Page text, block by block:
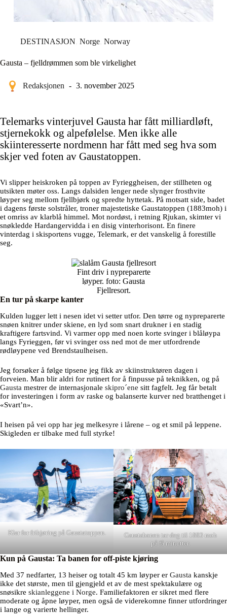
DESTINASJON Norge Norway
Gausta – fjelldrømmen som ble virkelighet
Redaksjonen 3. november 2025
Telemarks vinterjuvel Gausta har fått milliardløft,
stjernekokk og alpefølelse. Men ikke alle
skiinteresserte nordmenn har fått med seg hva som
skjer ved foten av Gaustatoppen.
Vi slipper heiskroken på toppen av Fyrieggheisen, der stillheten og
utsikten møter oss. Langs dalsiden lenger nede slynger frosthvite
løyper seg mellom fjellbjørk og spredte hyttetak. På motsatt side, badet
i dagens første solstråler, troner majestetiske Gaustatoppen (1883moh) i
et omriss av klarblå himmel. Mot nordøst, i retning Rjukan, skimter vi
snøkledde Hardangervidda i en disig vinterhorisont. En finere
vinterdag i skisportens vugge, Telemark, er det vanskelig å forestille
seg.
Fint driv i nypreparerte
løyper. foto: Gausta
Fjellresort.
En tur på skarpe kanter
Kulden lugger lett i nesen idet vi setter utfor. Den tørre og nypreparerte
snøen knitrer under skiene, en lyd som snart drukner i en stadig
kraftigere fartsvind. Vi varmer opp med noen korte svinger i blåløypa
langs Fyrieggen, før vi svinger oss ned mot de mer utfordrende
rødløypene ved Brendstaulheisen.
Jeg forsøker å følge tipsene jeg fikk av skiinstruktøren dagen i
forveien. Man blir aldri for rutinert for å finpusse på teknikken, og på
Gausta mestrer de internasjonale skipro´ene sitt fagfelt. Jeg får betalt
for investeringen i form av raske og balanserte kurver ned bratthenget i
«Svart’n».
I heisen på vei opp har jeg melkesyre i lårene – og et smil på leppene.
Skigleden er tilbake med full styrke!
Klar for frikjøring på Gaustatoppen.
Gaustabanen tar deg til 1883 moh
på få minutter.
Kun på Gausta: Ta banen for off-piste kjøring
Med 37 nedfarter, 13 heiser og totalt 45 km løyper er Gausta kanskje
ikke det største, men til gjengjeld et av de mest spektakulære og
snøsikre skianleggene i Norge. Familiefaktoren er sikret med flere
moderate og åpne løyper, men også de viderekomne finner utfordringer
i lange og varierte hellinger.